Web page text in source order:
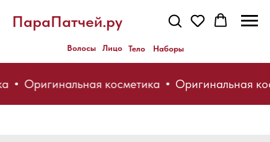
ПараПатчей.ру
Волосы Лицо Тело Наборы
Оригинальная косметика Оригинальная